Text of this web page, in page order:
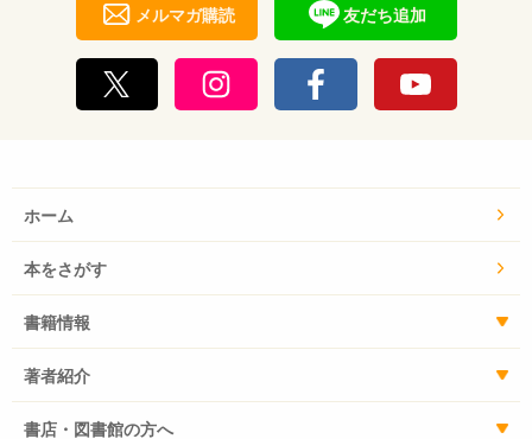
メルマガ購読 友だち追加
ホーム
本をさがす
書籍情報
著者紹介
書店・図書館の方へ